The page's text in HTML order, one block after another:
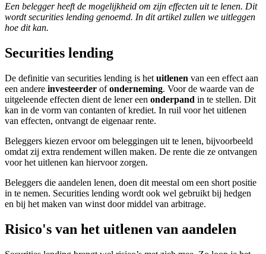
One
Accessibility
screen
press
"Ctrl
/".
This
shortcut
activates
the
reader
to
help
you
navigate
and
interact
the
Een belegger heeft de mogelijkheid om zijn effecten uit te lenen. Dit
wordt securities lending genoemd. In dit artikel zullen we uitleggen
hoe dit kan.
Securities lending
De definitie van securities lending is het uitlenen van een effect aan
een andere investeerder ofonderneming. Voor de waarde van de
uitgeleende effecten dient de lener een onderpand in te stellen. Dit
kan in de vorm van contanten of krediet. In ruil voor het uitlenen
van effecten, ontvangt de eigenaar rente.
Beleggers kiezen ervoor om beleggingen uit te lenen, bijvoorbeeld
omdat zij extra rendement willen maken. De rente die ze ontvangen
voor het uitlenen kan hiervoor zorgen.
Beleggers die aandelen lenen, doen dit meestal om een short positie
in te nemen. Securities lending wordt ook wel gebruikt bij hedgen
en bij het maken van winst door middel van arbitrage.
Risico's van het uitlenen van aandelen